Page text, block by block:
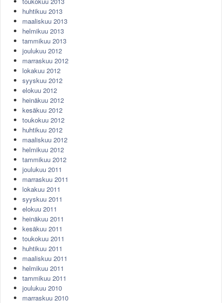
huhtikuu 2013
maaliskuu 2013
helmikuu 2013
tammikuu 2013
joulukuu 2012
marraskuu 2012
lokakuu 2012
syyskuu 2012
elokuu 2012
heinäkuu 2012
kesäkuu 2012
toukokuu 2012
huhtikuu 2012
maaliskuu 2012
helmikuu 2012
tammikuu 2012
joulukuu 2011
marraskuu 2011
lokakuu 2011
syyskuu 2011
elokuu 2011
heinäkuu 2011
kesäkuu 2011
toukokuu 2011
huhtikuu 2011
maaliskuu 2011
helmikuu 2011
tammikuu 2011
joulukuu 2010
marraskuu 2010